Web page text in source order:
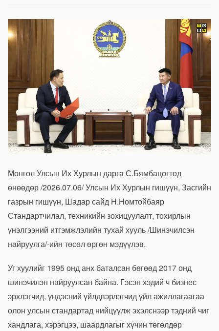
Монгол Улсын Их Хурлын дарга С.Бямбацогтод
өнөөдөр /2026.07.06/ Улсын Их Хурлын гишүүн, Засгийн
газрын гишүүн, Шадар сайд Н.Номтойбаяр
Стандартчилал, техникийн зохицуулалт, тохирлын
үнэлгээний итгэмжлэлийн тухай хууль /Шинэчилсэн
найруулга/-ийн төсөл өргөн мэдүүлэв.
Уг хуулийг 1995 онд анх баталсан бөгөөд 2017 онд
шинэчилэн найруулсан байна. Гэсэн хэдий ч бизнес
эрхлэгчид, үндэсний үйлдвэрлэгчид үйл ажиллагаагаа
олон улсын стандартад нийцүүлж эхэлснээр тэдний чиг
хандлага, хэрэгцээ, шаардлагыг хүчин төгөлдөр